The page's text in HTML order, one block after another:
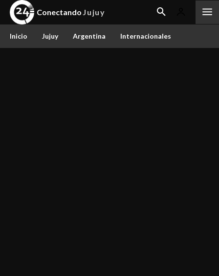
Conectando Jujuy
Inicio Jujuy Argentina Internacionales